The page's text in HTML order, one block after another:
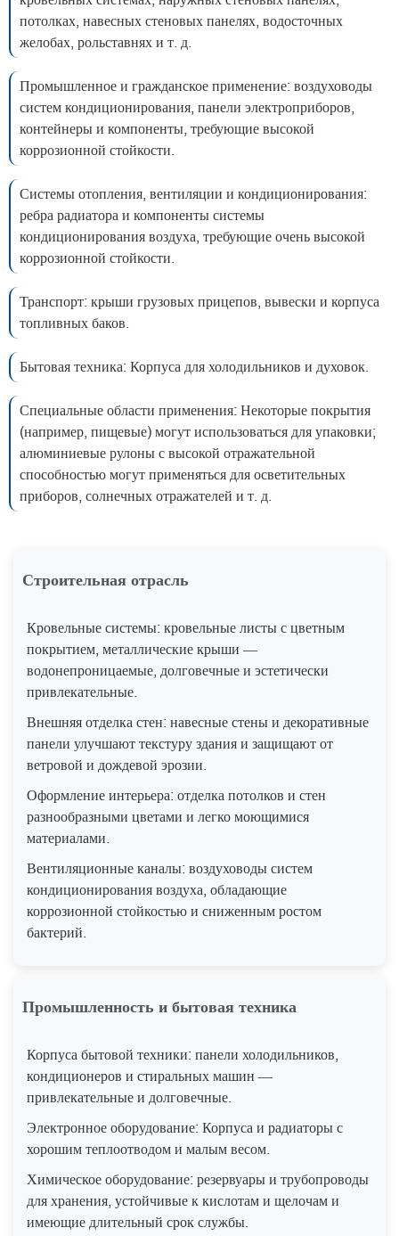
потолках, навесных стеновых панелях, водосточных
желобах, рольставнях и т. д.
Промышленное и гражданское применение: воздуховоды
систем кондиционирования, панели электроприборов,
контейнеры и компоненты, требующие высокой
коррозионной стойкости.
Системы отопления, вентиляции и кондиционирования:
ребра радиатора и компоненты системы
кондиционирования воздуха, требующие очень высокой
коррозионной стойкости.
Транспорт: крыши грузовых прицепов, вывески и корпуса
топливных баков.
Бытовая техника: Корпуса для холодильников и духовок.
Специальные области применения: Некоторые покрытия
(например, пищевые) могут использоваться для упаковки;
алюминиевые рулоны с высокой отражательной
способностью могут применяться для осветительных
приборов, солнечных отражателей и т. д.
Строительная отрасль
Кровельные системы: кровельные листы с цветным
покрытием, металлические крыши —
водонепроницаемые, долговечные и эстетически
привлекательные.
Внешняя отделка стен: навесные стены и декоративные
панели улучшают текстуру здания и защищают от
ветровой и дождевой эрозии.
Оформление интерьера: отделка потолков и стен
разнообразными цветами и легко моющимися
материалами.
Вентиляционные каналы: воздуховоды систем
кондиционирования воздуха, обладающие
коррозионной стойкостью и сниженным ростом
бактерий.
Промышленность и бытовая техника
Корпуса бытовой техники: панели холодильников,
кондиционеров и стиральных машин —
привлекательные и долговечные.
Электронное оборудование: Корпуса и радиаторы с
хорошим теплоотводом и малым весом.
Химическое оборудование: резервуары и трубопроводы
для хранения, устойчивые к кислотам и щелочам и
имеющие длительный срок службы.